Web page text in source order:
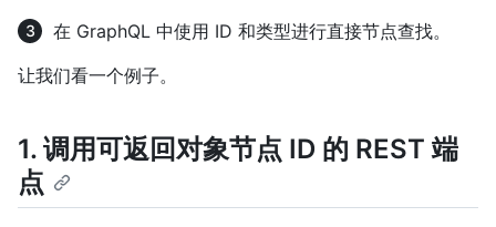
在 GraphQL 中使用 ID 和类型进行直接节点查找。
让我们看一个例子。
1. 调用可返回对象节点 ID 的 REST 端
点